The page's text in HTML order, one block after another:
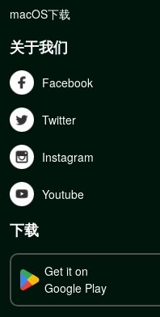
macOS下载
关于我们
Facebook
Twitter
Instagram
Youtube
下载
Get it on
Google Play